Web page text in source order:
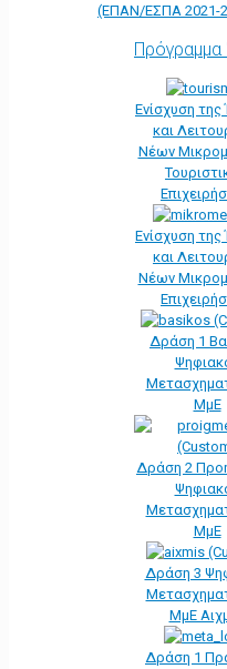
(ΕΠΑΝ/ΕΣΠΑ 2021-
Ενίσχυση της
και
Νέων
Ενίσχυση της
και
Νέων
Δράση 1
ΜμΕ
Δράση 2
ΜμΕ
Δράση 3
ΜμΕ
Δράση 1